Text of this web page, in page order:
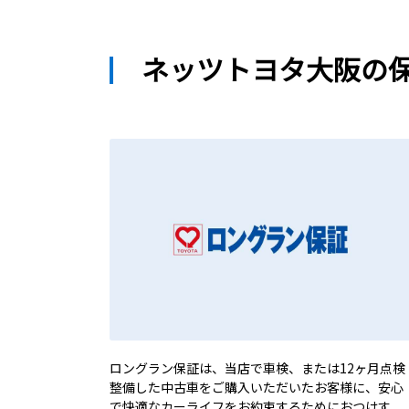
ネッツトヨタ大阪の
ロングラン保証は、当店で車検、または12ヶ月点検
整備した中古車をご購入いただいたお客様に、安心